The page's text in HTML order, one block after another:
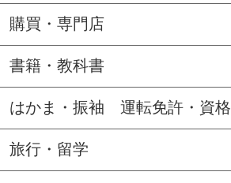
購買・専門店
書籍・教科書
はかま・振袖 運転免許・資格
旅行・留学